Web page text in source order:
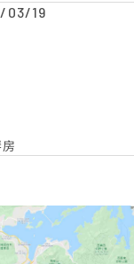
03/19